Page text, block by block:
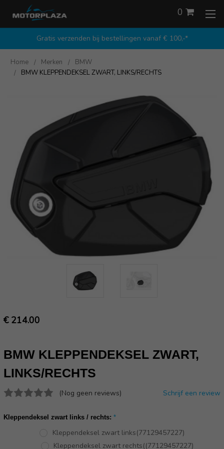
Gratis verzenden bij bestellingen vanaf € 100,-*
0
Home Merken
BMW
BMW KLEPPENDEKSEL ZWART, LINKS/RECHTS
€ 214.00
BMW KLEPPENDEKSEL ZWART,
LINKS/RECHTS
(Nog geen reviews) Schrijf een review
Kleppendeksel zwart links / rechts: *
Kleppendeksel zwart links(77129457227)
Kleppendeksel zwart rechts((77129457227)